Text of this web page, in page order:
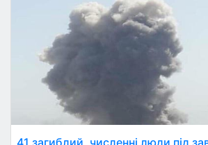
41 загиблий, численні люди під